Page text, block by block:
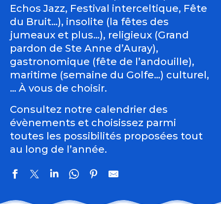
Echos Jazz, Festival interceltique, Fête
du Bruit…), insolite (la fêtes des
jumeaux et plus…), religieux (Grand
pardon de Ste Anne d’Auray),
gastronomique (fête de l’andouille),
maritime (semaine du Golfe…) culturel,
… À vous de choisir.
Consultez notre calendrier des
évènements et choisissez parmi
toutes les possibilités proposées tout
au long de l’année.